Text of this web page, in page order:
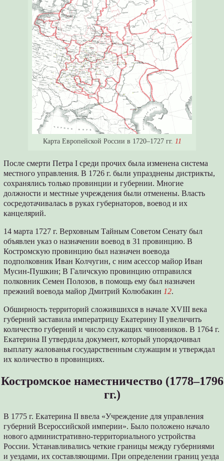
Карта Европейской России в 1720–1727 гг. 11
После смерти Петра I среди прочих была изменена система
местного управления. В 1726 г. были упразднены дистрикты,
сохранялись только провинции и губернии. Многие
должности и местные учреждения были отменены. Власть
сосредотачивалась в руках губернаторов, воевод и их
канцелярий.
14 марта 1727 г. Верховным Тайным Советом Сенату был
объявлен указ о назначении воевод в 31 провинцию. В
Костромскую провинцию был назначен воевода
подполковник Иван Колчугин, с ним асессор майор Иван
Мусин-Пушкин; В Галичскую провинцию отправился
полковник Семен Полозов, в помощь ему был назначен
прежний воевода майор Дмитрий Колюбакин 12.
Обширность территорий сложившихся в начале XVIII века
губерний заставила императрицу Екатерину II увеличить
количество губерний и число служащих чиновников. В 1764 г.
Екатерина II утвердила документ, который упорядочивал
выплату жалованья государственным служащим и утверждал
их количество в провинциях.
Костромское наместничество (1778–1796
гг.)
В 1775 г. Екатерина II ввела «Учреждение для управления
губерний Всероссийской империи». Было положено начало
нового административно-территориального устройства
России. Устанавливались четкие границы между губерниями
и уездами, их составляющими. При определении границ уезда